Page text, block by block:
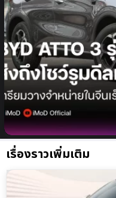
BYD ATTO 3 รุ่นปรับโ
ขับขี่ God’s Eye C เริ่ม
เรื่องราวเพิ่มเติม